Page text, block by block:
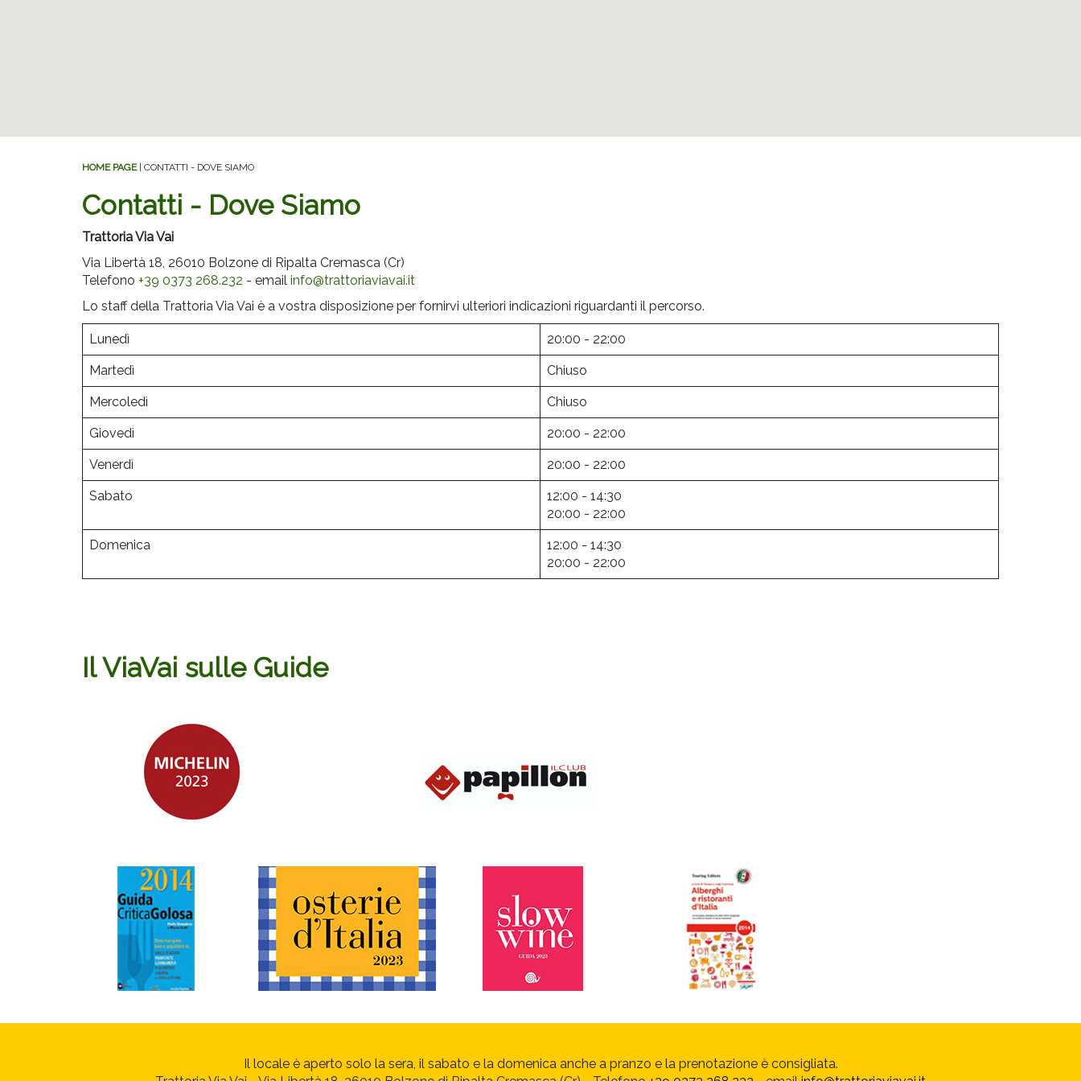
HOME PAGE| CONTATTI - DOVE SIAMO
Contatti - Dove Siamo
Trattoria Via Vai
Via Libertà 18, 26010 Bolzone di Ripalta Cremasca (Cr)
Telefono +39 0373 268.232 - email info@trattoriaviavai.it
Lo staff della Trattoria Via Vai è a vostra disposizione per fornirvi ulteriori indicazioni riguardanti il percorso.
Lunedì 20:00 - 22:00
Martedì Chiuso
Mercoledì Chiuso
Giovedì 20:00 - 22:00
Venerdì 20:00 - 22:00
Sabato
12:00 - 14:30
20:00 - 22:00
Domenica
12:00 - 14:30
20:00 - 22:00
Il ViaVai sulle Guide
Il locale è aperto solo la sera, il sabato e la domenica anche a pranzo e la prenotazione è consigliata.